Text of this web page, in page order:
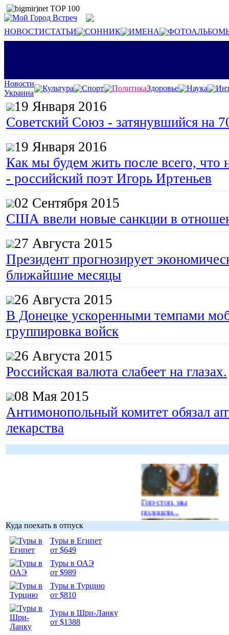
НОВОСТИСТАТЬИ СОННИК ИМЕНА
Новости
Украина
Культура Спорт ПолитикаЗдоровье Наука
19 Января 2016
Советский Союз - затянувшийся на
19 Января 2016
Как мы будем жить после всего, что
- российский поэт Игорь Иртеньев
02 Сентября 2015
США ввели новые санкции в
27 Августа 2015
Президент прогнозирует
ближайшие месяцы
26 Августа 2015
В Донецке ускоренными темпами
группировка войск
26 Августа 2015
Российская валюта слабеет на глазах.
08 Мая 2015
Антимонопольный комитет обязал
лекарства
Гоп-стоп, мы
подошли...
Куда поехать в отпуск
Туры в Египет
от $649
Туры в ОАЭ
от $989
Туры в Турцию
от $810
Туры в Шри-Ланку
от $1388